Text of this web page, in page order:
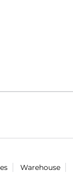
Warehouse